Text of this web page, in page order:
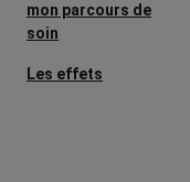
mon parcours de
soin
Les effets